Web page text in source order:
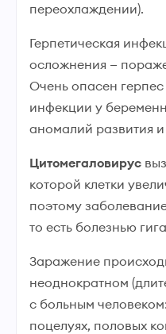
переохлаждении).
Герпетическая
осложнения —
Очень опасен
инфекции у
аномалий развития
Цитомегаловирус
которой клетки
поэтому
то есть болезнью
Заражение
неоднократном
с больным
поцелуях, половых